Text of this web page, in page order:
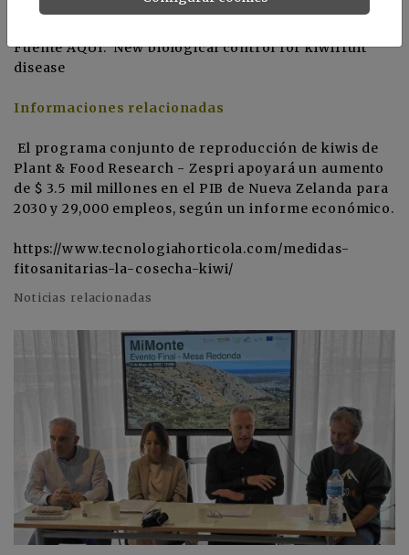
Farmlands y Fruitfed Supplies.
Fuente AQUÍ:New biological control for kiwifruit
disease
Informaciones relacionadas
El programa conjunto de reproducción de kiwis de
Plant & Food Research - Zespri apoyará un aumento
de $ 3.5 mil millones en el PIB de Nueva Zelanda para
2030 y 29,000 empleos, según un informe económico.
https://www.tecnologiahorticola.com/medidas-
fitosanitarias-la-cosecha-kiwi/
Noticias relacionadas